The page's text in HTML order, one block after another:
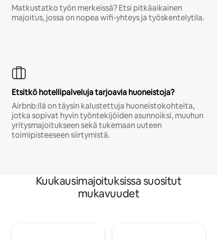
Matkustatko työn merkeissä? Etsi pitkäaikainen
majoitus, jossa on nopea wifi-yhteys ja työskentelytila.
Etsitkö hotellipalveluja tarjoavia huoneistoja?
Airbnb:llä on täysin kalustettuja huoneistokohteita,
jotka sopivat hyvin työntekijöiden asunnoiksi, muuhun
yritysmajoitukseen sekä tukemaan uuteen
toimipisteeseen siirtymistä.
Kuukausimajoituksissa suositut
mukavuudet